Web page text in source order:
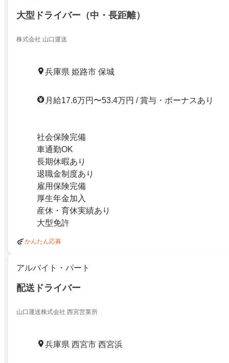
大型ドライバー（中・長距離）
株式会社 山口運送
兵庫県 姫路市 保城
月給17.6万円〜53.4万円 / 賞与・ボーナスあり
社会保険完備
車通勤OK
長期休暇あり
退職金制度あり
雇用保険完備
厚生年金加入
産休・育休実績あり
大型免許
かんたん応募
アルバイト・パート
配送ドライバー
山口運送株式会社 西宮営業所
兵庫県 西宮市 西宮浜